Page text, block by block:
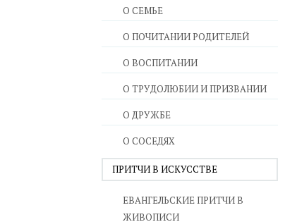
О СЕМЬЕ
О ПОЧИТАНИИ РОДИТЕЛЕЙ
О ВОСПИТАНИИ
О ТРУДОЛЮБИИ И ПРИЗВАНИИ
О ДРУЖБЕ
О СОСЕДЯХ
ПРИТЧИ В ИСКУССТВЕ
ЕВАНГЕЛЬСКИЕ ПРИТЧИ В
ЖИВОПИСИ